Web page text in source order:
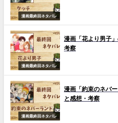
漫画最終回ネタバレ
漫画最終回ネタバレ
漫画「花より男子
考察
漫画最終回ネタバレ
漫画「約束のネバ
と感想・考察